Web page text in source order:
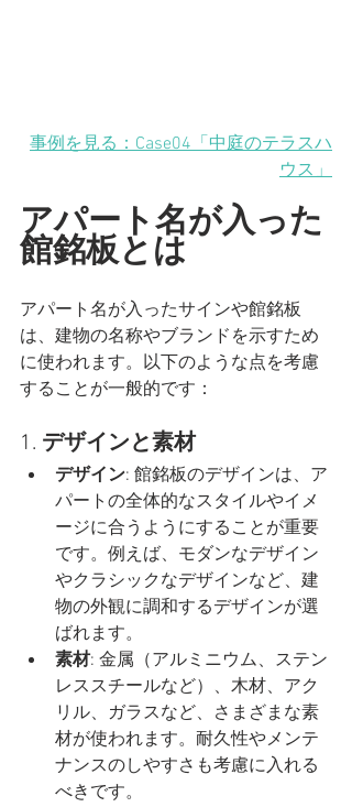
事例を見る：Case04「中庭のテラスハ
ウス」
アパート名が入った
館銘板とは
アパート名が入ったサインや館銘板
は、建物の名称やブランドを示すため
に使われます。以下のような点を考慮
することが一般的です：
1. デザインと素材
デザイン: 館銘板のデザインは、ア
パートの全体的なスタイルやイメ
ージに合うようにすることが重要
です。例えば、モダンなデザイン
やクラシックなデザインなど、建
物の外観に調和するデザインが選
ばれます。
素材: 金属（アルミニウム、ステン
レススチールなど）、木材、アク
リル、ガラスなど、さまざまな素
材が使われます。耐久性やメンテ
ナンスのしやすさも考慮に入れる
べきです。